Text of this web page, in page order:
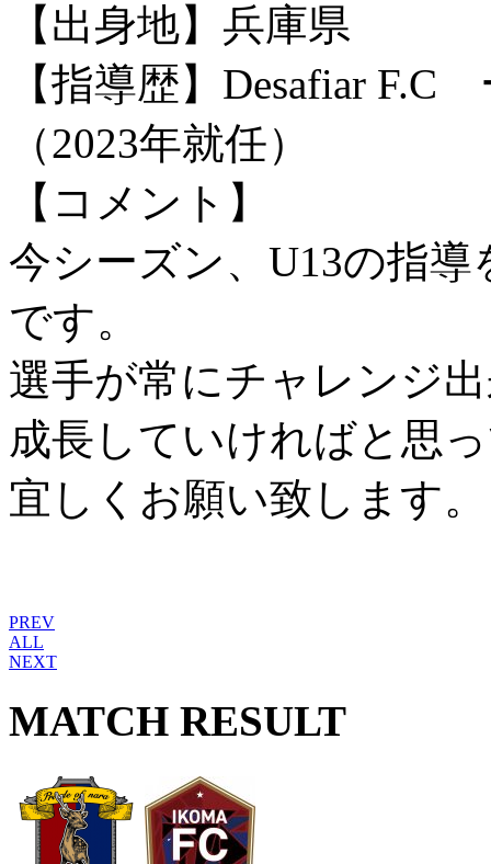
【出身地】兵庫県
【指導歴】Desafiar
（2023年就任）
【コメント】
今シーズン、U13の指
です。
選手が常にチャレンジ
成長していければと思
宜しくお願い致します。
PREV
ALL
NEXT
MATCH RESULT